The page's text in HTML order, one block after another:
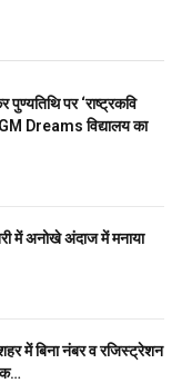
पर ‘राष्ट्रकवि
Dreams विद्यालय का
में अनोखे अंदाज में मनाया
में बिना नंबर व रजिस्ट्रेशन